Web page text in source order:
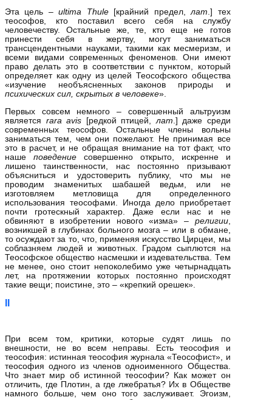
Эта цель –ultima Thule[крайний предел,лат .] тех
теософов, кто поставил всего себя на службу
человечеству. Остальные же, те, кто еще не готов
принести себя в жертву, могут заниматься
трансцендентными науками, такими как месмеризм, и
всеми видами современных феноменов. Они имеют
право делать это в соответствии с пунктом, который
определяет как одну из целей Теософского общества
«изучение необъясненных законов природы и
психических сил, скрытых в человеке».
Первых совсем немного – совершенный альтруизм
является raraavis [редкой птицей, лат .] даже среди
современных теософов. Остальные члены вольны
заниматься тем, чем они пожелают. Не принимая все
это в расчет, и не обращая внимание на тот факт, что
наше поведениесовершенно открыто, искренне и
лишено таинственности, нас постоянно призывают
объясниться и удостоверить публику, что мы не
проводим знаменитых шабашей ведьм, или не
изготовляем метловища для определенного
использования теософами. Иногда дело приобретает
почти гротескный характер. Даже если нас и не
обвиняют в изобретении нового «изма» – религии,
возникшей в глубинах больного мозга – или в обмане,
то осуждают за то, что, применяя искусство Цирцеи, мы
соблазняем людей и животных. Градом сыплются на
Теософское общество насмешки и издевательства. Тем
не менее, оно стоит непоколебимо уже четырнадцать
лет, на протяжении которых постоянно происходят
такие вещи; поистине, это – «крепкий орешек».
II
При всем том, критики, которые судят лишь по
внешности, не во всем неправы. Есть теософия и
теософия: истинная теософия журнала «Теософист», и
теософия одного из членов одноименного Общества.
Что знает мир об истинной теософии? Как может он
отличить, где Плотин, а где лжебратья? Их в Обществе
намного больше, чем оно того заслуживает. Эгоизм,